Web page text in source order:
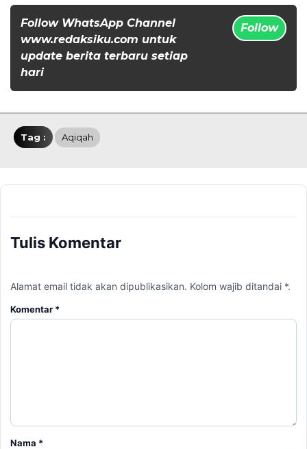
Follow WhatsApp Channel
www.redaksiku.com untuk
update berita terbaru setiap
hari
Follow
Tag : Aqiqah
Tulis Komentar